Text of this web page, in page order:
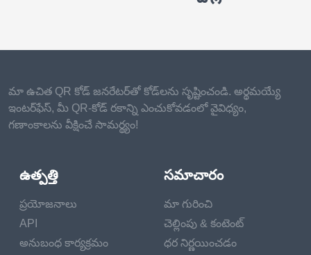
మా ఉచిత QR కోడ్ జనరేటర్‌తో కోడ్‌లను సృష్టించండి. అర్థమయ్యే
ఇంటర్‌ఫేస్, మీ QR-కోడ్ రకాన్ని ఎంచుకోవడంలో వైవిధ్యం,
గణాంకాలను వీక్షించే సామర్థ్యం!
ఉత్పత్తి
ప్రయోజనాలు
API
అనుబంధ కార్యక్రమం
సమాచారం
మా గురించి
చెల్లింపు & కంటెంట్
ధర నిర్ణయించడం